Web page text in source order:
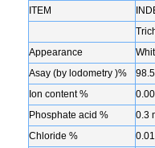
ITEM
Appearance
Asay (by lodometry )%
Ion content %
Phosphate acid %
0.3
Chloride %